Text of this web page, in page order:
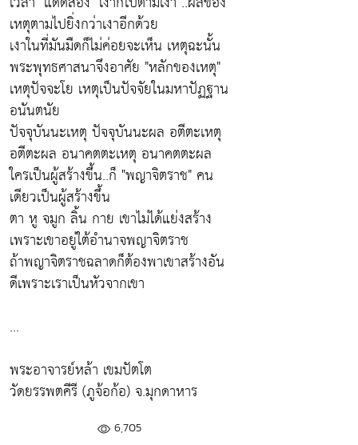
เหตุตามไปยิ่งกว่าเงาอีกด้วย
เงาในที่มันมืดก็ไม่ค่อยจะเห็น เหตุฉะนั้น
พระพุทธศาสนาจึงอาศัย "หลักของเหตุ"
เหตุปัจจะโย เหตุเป็นปัจจัยในมหาปัฏฐาน
อนันตนัย
ปัจจุบันนะเหตุ ปัจจุบันนะผล อตีตะเหตุ
อตีตะผล อนาคตตะเหตุ อนาคตตะผล
ใครเป็นผู้สร้างขึ้น..ก็ "พญาจิตราช" คน
เดียวเป็นผู้สร้างขึ้น
ตา หู จมูก ลิ้น กาย เขาไม่ได้แย่งสร้าง
เพราะเขาอยู่ใต้อำนาจพญาจิตราช
ถ้าพญาจิตราชฉลาดก็ต้องพาเขาสร้างอัน
ดีเพราะเราเป็นหัวจากเขา
...
พระอาจารย์หล้า เขมปัตโต
วัดยรรพตคีรี (ภูจ้อก้อ) จ.มุกดาหาร
6,705